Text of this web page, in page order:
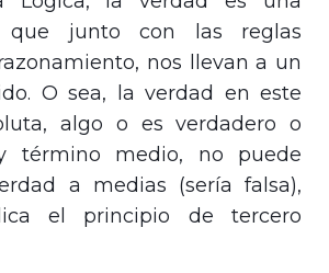
que junto con las reglas
nos llevan a un
O sea, la verdad en este
algo o es verdadero o
término medio, no puede
a medias (sería falsa),
el principio de tercero